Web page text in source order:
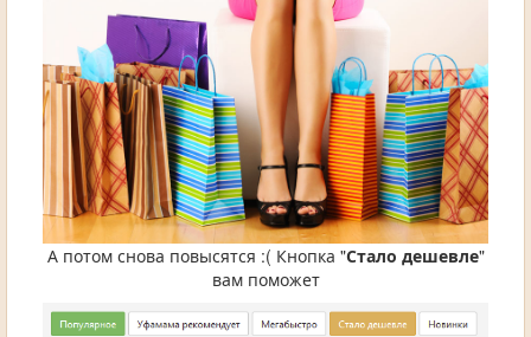
А потом снова повысятся :( Кнопка "Стало дешевле"
вам поможет